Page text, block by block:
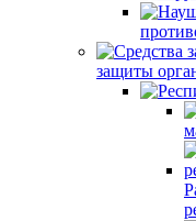
защиты